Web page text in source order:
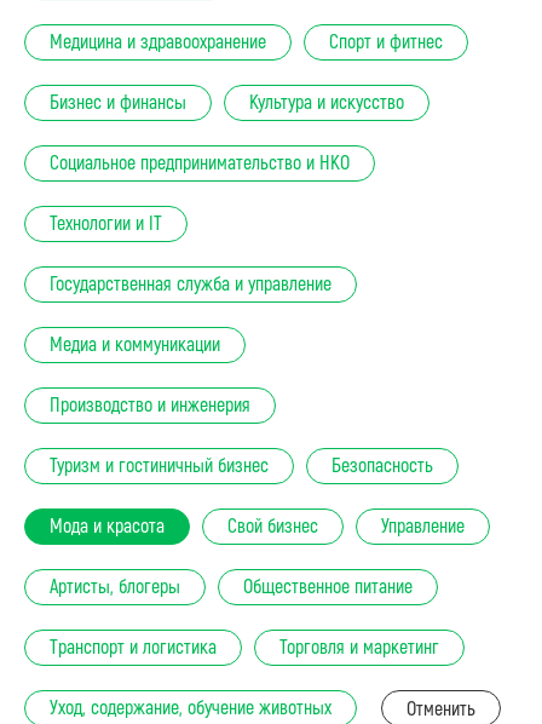
Медицина и здравоохранение Спорт и фитнес
Бизнес и финансы Культура и искусство
Социальное предпринимательство и НКО
Технологии и IT
Государственная служба и управление
Медиа и коммуникации
Производство и инженерия
Туризм и гостиничный бизнес Безопасность
Мода и красота Свой бизнес Управление
Артисты, блогеры Общественное питание
Транспорт и логистика Торговля и маркетинг
Уход, содержание, обучение животных Отменить